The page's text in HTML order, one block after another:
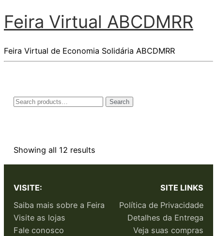
Feira Virtual ABCDMRR
Feira Virtual de Economia Solidária ABCDMRR
Search
Showing all 12 results
VISITE:
Saiba mais sobre a Feira
Visite as lojas
Fale conosco
SITE LINKS
Política de Privacidade
Detalhes da Entrega
Veja suas compras